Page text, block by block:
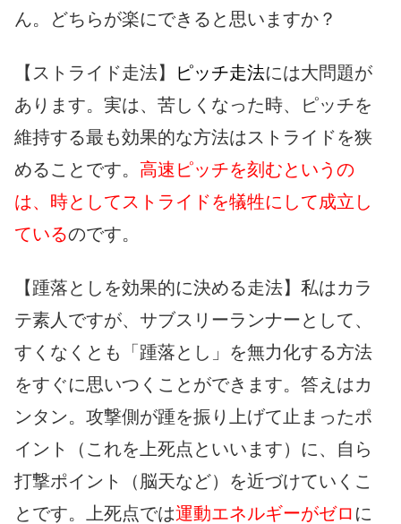
ん。どちらが楽にできると思いますか？
【ストライド走法】 ピッチ走法には大問題が
あります。実は、苦しくなった時、ピッチを
維持する最も効果的な方法はストライドを狭
めることです。 高速ピッチを刻むというの
は、時としてストライドを犠牲にして成立し
ているのです。
【踵落としを効果的に決める走法】私はカラ
テ素人ですが、サブスリーランナーとして、
すくなくとも「踵落とし」を無力化する方法
をすぐに思いつくことができます。答えはカ
ンタン。攻撃側が踵を振り上げて止まったポ
イント（これを上死点といいます）に、自ら
打撃ポイント（脳天など）を近づけていくこ
とです。上死点では運動エネルギーがゼロ に